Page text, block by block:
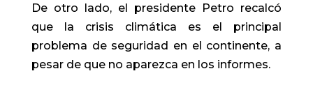
De otro lado, el presidente Petro recalcó
que la crisis climática es el principal
problema de seguridad en el continente, a
pesar de que no aparezca en los informes.